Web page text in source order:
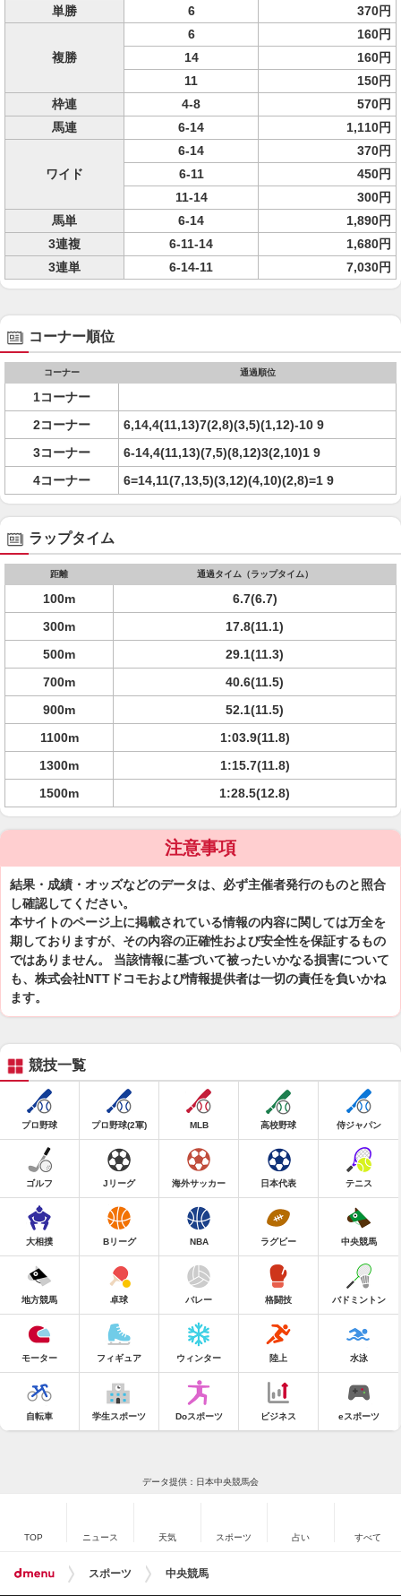
単勝 6 370円
複勝
6
160円
14
160円
11
150円
枠連
4-8
570円
馬連
6-14 1,110円
ワイド
6-14
370円
6-11
450円
11-14
300円
馬単
6-14
1,890円
3連複
6-11-14
1,680円
3連単
6-14-11 7,030円
コーナー順位
コーナー 通過順位
1コーナー
2コーナー
6,14,4(11,13)7(2,8)(3,5)(1,12)-10 9
3コーナー
6-14,4(11,13)(7,5)(8,12)3(2,10)1 9
4コーナー
6=14,11(7,13,5)(3,12)(4,10)(2,8)=1 9
ラップタイム
距離 通過タイム（ラップタイム）
100m
6.7(6.7)
300m
17.8(11.1)
500m
29.1(11.3)
700m
40.6(11.5)
900m
52.1(11.5)
1100m
1:03.9(11.8)
1300m
1:15.7(11.8)
1500m
1:28.5(12.8)
注意事項
結果・成績・オッズなどのデータは、必ず主催者発行のものと照合
し確認してください。
本サイトのページ上に掲載されている情報の内容に関しては万全を
期しておりますが、その内容の正確性および安全性を保証するもの
ではありません。 当該情報に基づいて被ったいかなる損害について
も、株式会社NTTドコモおよび情報提供者は一切の責任を負いかね
ます。
競技一覧
プロ野球 プロ野球(2軍) MLB 高校野球 侍ジャパン
ゴルフ Jリーグ 海外サッカー 日本代表 テニス
大相撲 Bリーグ NBA ラグビー 中央競馬
地方競馬 卓球 バレー 格闘技 バドミントン
モーター フィギュア ウィンター 陸上 水泳
自転車 学生スポーツ Doスポーツ ビジネス eスポーツ
データ提供：日本中央競馬会
TOP ニュース 天気 スポーツ 占い すべて
スポーツ 中央競馬